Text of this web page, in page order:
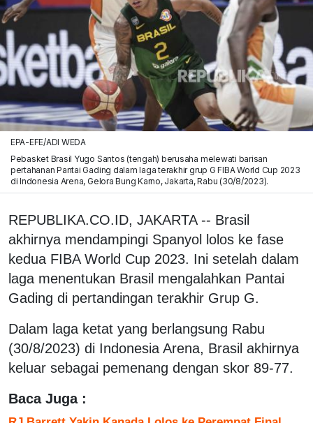
EPA-EFE/ADI WEDA
Pebasket Brasil Yugo Santos (tengah) berusaha melewati barisan
pertahanan Pantai Gading dalam laga terakhir grup G FIBA World Cup 2023
di Indonesia Arena, Gelora Bung Karno, Jakarta, Rabu (30/8/2023).
REPUBLIKA.CO.ID, JAKARTA -- Brasil
akhirnya mendampingi Spanyol lolos ke fase
kedua FIBA World Cup 2023. Ini setelah dalam
laga menentukan Brasil mengalahkan Pantai
Gading di pertandingan terakhir Grup G.
Dalam laga ketat yang berlangsung Rabu
(30/8/2023) di Indonesia Arena, Brasil akhirnya
keluar sebagai pemenang dengan skor 89-77.
Baca Juga :